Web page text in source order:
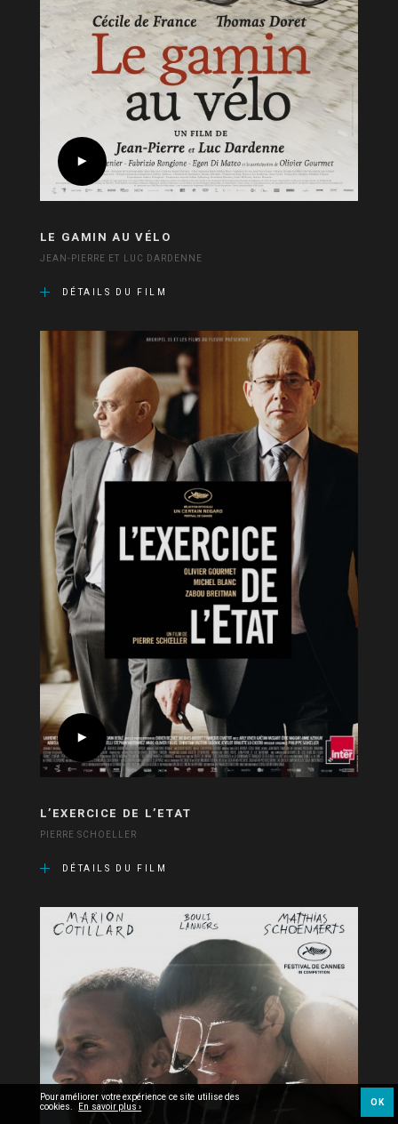
LE GAMIN AU VÉLO
JEAN-PIERRE ET LUC DARDENNE
DÉTAILS DU FILM
L’EXERCICE DE L’ETAT
PIERRE SCHOELLER
DÉTAILS DU FILM
Pour améliorer votre expérience ce site utilise des
cookies. En savoir plus › OK